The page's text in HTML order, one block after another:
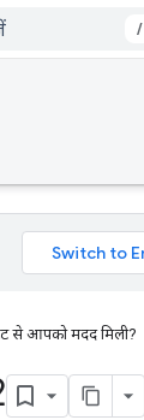
/
से आपको मदद मिली?